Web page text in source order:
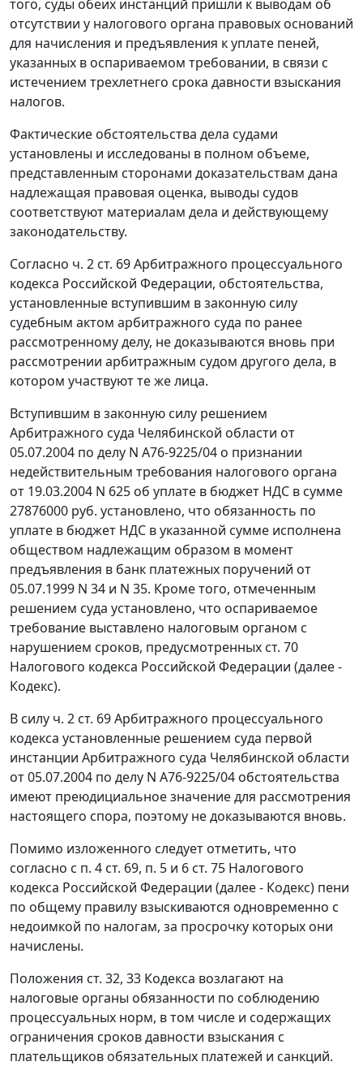
того, суды обеих инстанций пришли к выводам об
отсутствии у налогового органа правовых оснований
для начисления и предъявления к уплате пеней,
указанных в оспариваемом требовании, в связи с
истечением трехлетнего срока давности взыскания
налогов.
Фактические обстоятельства дела судами
установлены и исследованы в полном объеме,
представленным сторонами доказательствам дана
надлежащая правовая оценка, выводы судов
соответствуют материалам дела и действующему
законодательству.
Согласно ч. 2 ст. 69Арбитражного процессуального
кодекса Российской Федерации, обстоятельства,
установленные вступившим в законную силу
судебным актом арбитражного суда по ранее
рассмотренному делу, не доказываются вновь при
рассмотрении арбитражным судом другого дела, в
котором участвуют те же лица.
Вступившим в законную силу решением
Арбитражного суда Челябинской области от
05.07.2004 по делу N А76-9225/04 о признании
недействительным требования налогового органа
от 19.03.2004 N 625 об уплате в бюджет НДС в сумме
27876000 руб. установлено, что обязанность по
уплате в бюджет НДС в указанной сумме исполнена
обществом надлежащим образом в момент
предъявления в банк платежных поручений от
05.07.1999 N 34 и N 35. Кроме того, отмеченным
решением суда установлено, что оспариваемое
требование выставлено налоговым органом с
нарушением сроков, предусмотренных ст. 70
Налогового кодекса Российской Федерации (далее -
Кодекс).
В силу ч. 2 ст. 69Арбитражного процессуального
кодекса установленные решением суда первой
инстанции Арбитражного суда Челябинской области
от 05.07.2004 по делу N А76-9225/04 обстоятельства
имеют преюдициальное значение для рассмотрения
настоящего спора, поэтому не доказываются вновь.
Помимо изложенного следует отметить, что
согласно с п. 4 ст. 69, п. 5 и 6 ст. 75 Налогового
кодекса Российской Федерации (далее - Кодекс) пени
по общему правилу взыскиваются одновременно с
недоимкой по налогам, за просрочку которых они
начислены.
Положения ст. 32, 33 Кодекса возлагают на
налоговые органы обязанности по соблюдению
процессуальных норм, в том числе и содержащих
ограничения сроков давности взыскания с
плательщиков обязательных платежей и санкций.